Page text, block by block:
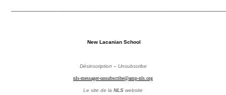
New Lacanian School
Désinscription – Unsubscribe
nls-messager-unsubscribe@amp-nls.org
Le site de la NLS website